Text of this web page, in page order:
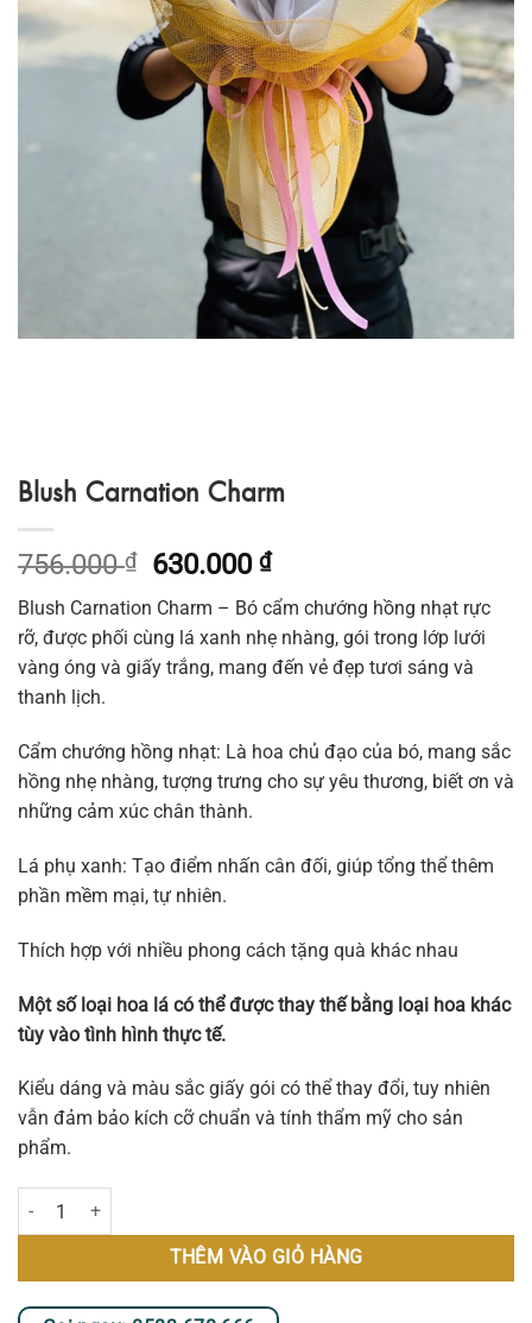
Blush Carnation Charm
756.000₫
Giá
gốc
là:
756.000 ₫.
630.000₫Giá
hiện
tại
là:
630.000 ₫.
Blush Carnation Charm – Bó cẩm chướng hồng nhạt rực
rỡ, được phối cùng lá xanh nhẹ nhàng, gói trong lớp lưới
vàng óng và giấy trắng, mang đến vẻ đẹp tươi sáng và
thanh lịch.
Cẩm chướng hồng nhạt: Là hoa chủ đạo của bó, mang sắc
hồng nhẹ nhàng, tượng trưng cho sự yêu thương, biết ơn và
những cảm xúc chân thành.
Lá phụ xanh: Tạo điểm nhấn cân đối, giúp tổng thể thêm
phần mềm mại, tự nhiên.
Thích hợp với nhiều phong cách tặng quà khác nhau
Một số loại hoa lá có thể được thay thế bằng loại hoa khác
tùy vào tình hình thực tế.
Kiểu dáng và màu sắc giấy gói có thể thay đổi, tuy nhiên
vẫn đảm bảo kích cỡ chuẩn và tính thẩm mỹ cho sản
phẩm.
Blush Carnation Charm số lượng
THÊM VÀO GIỎ HÀNG